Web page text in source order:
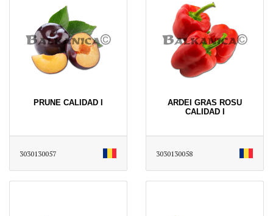
PRUNE CALIDAD I
3030130057
ARDEI GRAS ROSU
CALIDAD I
3030130058